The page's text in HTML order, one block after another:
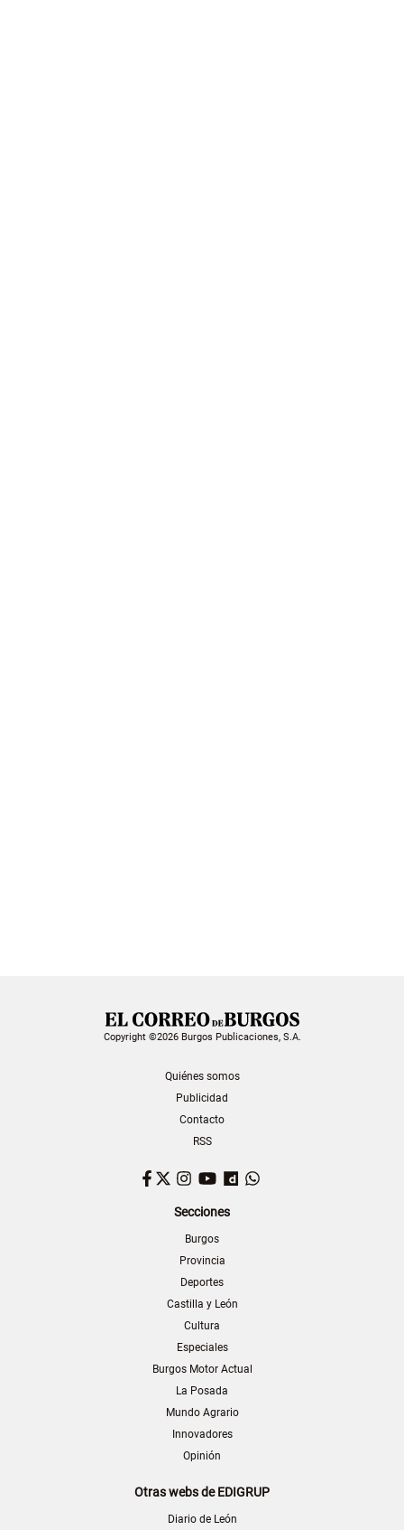
Copyright ©2026 Burgos Publicaciones, S.A.
Quiénes somos
Publicidad
Contacto
RSS
Facebook
TwitterInstagram
YouTubeDailymotion
Secciones
Burgos
Provincia
Deportes
Castilla y León
Cultura
Especiales
Burgos Motor Actual
La Posada
Mundo Agrario
Innovadores
Opinión
Otras webs de EDIGRUP
Diario de León